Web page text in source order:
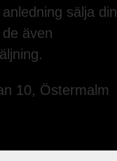
sälja
även
10, Östermalm